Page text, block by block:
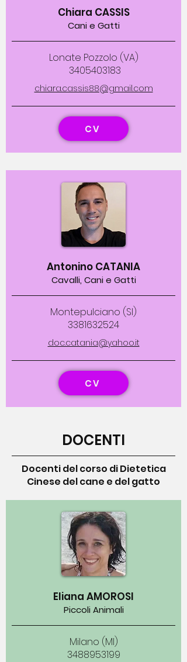
Chiara CASSIS
Cani e Gatti
Lonate Pozzolo (VA)
3405403183
chiara.cassis88@gmail.com
CV
Antonino CATANIA
Cavalli, Cani e Gatti
Montepulciano (SI)
3381632524
doc.catania@yahoo.it
CV
DOCENTI
Docenti del corso di Dietetica
Cinese del cane e del gatto
Eliana AMOROSI
Piccoli Animali
Milano (MI)
3488953199